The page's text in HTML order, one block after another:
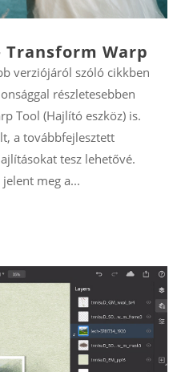
Transform Warp
verziójáról szóló cikkben
részletesebben
Tool (Hajlító eszköz) is.
a továbbfejlesztett
tesz lehetővé.
meg a...